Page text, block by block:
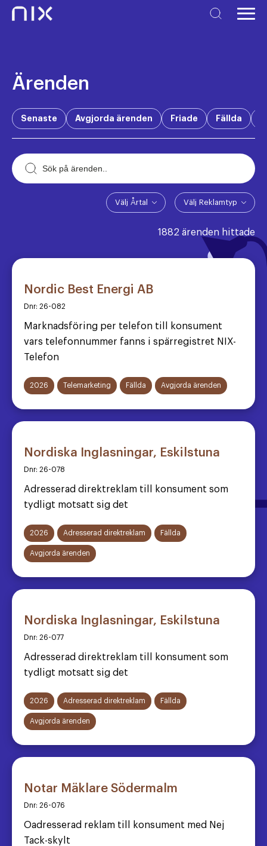
Ärenden
Senaste Avgjorda ärenden Friade Fällda
Välj Årtal Välj Reklamtyp
1882 ärenden hittade
Nordic Best Energi AB
Dnr: 26-082
Marknadsföring per telefon till konsument
vars telefonnummer fanns i spärregistret NIX-
Telefon
2026 Telemarketing Fällda Avgjorda ärenden
Nordiska Inglasningar, Eskilstuna
Dnr: 26-078
Adresserad direktreklam till konsument som
tydligt motsatt sig det
2026 Adresserad direktreklam Fällda
Avgjorda ärenden
Nordiska Inglasningar, Eskilstuna
Dnr: 26-077
Adresserad direktreklam till konsument som
tydligt motsatt sig det
2026 Adresserad direktreklam Fällda
Avgjorda ärenden
Notar Mäklare Södermalm
Dnr: 26-076
Oadresserad reklam till konsument med Nej
Tack-skylt